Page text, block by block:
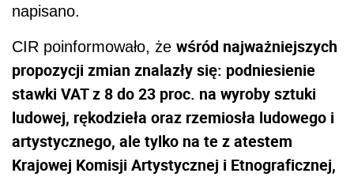
napisano.
CIR poinformowało, że wśród najważniejszych
propozycji zmian znalazły się: podniesienie
stawki VAT z 8 do 23 proc. na wyroby sztuki
ludowej, rękodzieła oraz rzemiosła ludowego i
artystycznego, ale tylko na te z atestem
Krajowej Komisji Artystycznej i Etnograficznej,